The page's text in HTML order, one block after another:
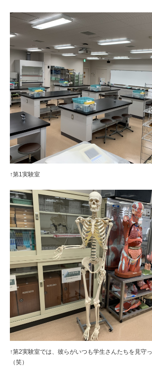
↑第1実験室
↑第2実験室では、彼らがいつも学生さんたちを見守
（笑）